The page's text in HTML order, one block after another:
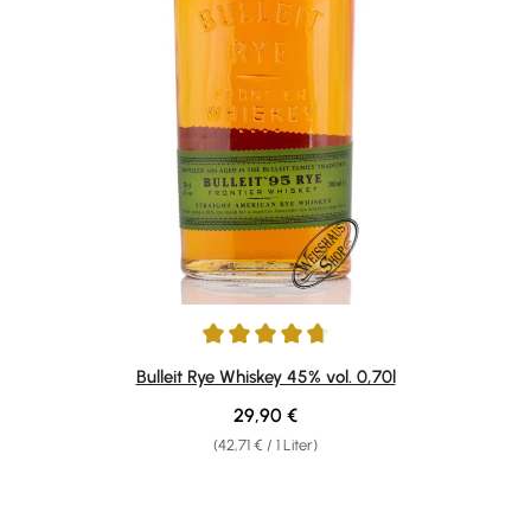
Durchschnittliche Bewertung von 4.71 von 5 Sternen
Bulleit Rye Whiskey 45% vol. 0,70l
(42,71 € / 1 Liter)
Regulärer Preis:
29,90 €